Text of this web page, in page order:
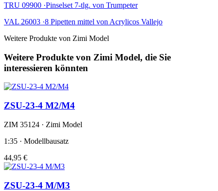
TRU 09900 ·Pinselset 7-tlg. von Trumpeter
VAL 26003 ·8 Pipetten mittel von Acrylicos Vallejo
Weitere Produkte von Zimi Model
Weitere Produkte von Zimi Model, die Sie
interessieren könnten
ZSU-23-4 M2/M4
ZIM 35124 · Zimi Model
1:35 · Modellbausatz
44,95 €
ZSU-23-4 M/M3